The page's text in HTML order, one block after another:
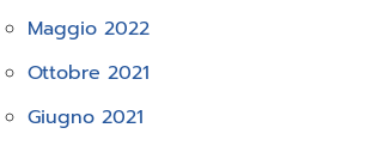
Maggio 2022
Ottobre 2021
Giugno 2021